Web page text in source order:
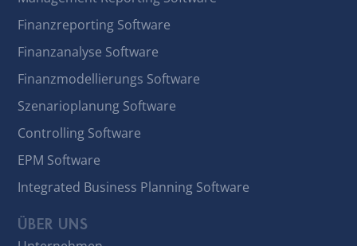
Finanzreporting Software
Finanzanalyse Software
Finanzmodellierungs Software
Szenarioplanung Software
Controlling Software
EPM Software
Integrated Business Planning Software
ÜBER UNS